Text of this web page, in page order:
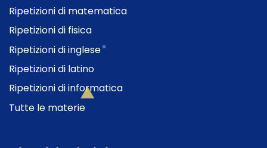
Ripetizioni di matematica
Ripetizioni di fisica
Ripetizioni di inglese
Ripetizioni di latino
Ripetizioni di informatica
Tutte le materie